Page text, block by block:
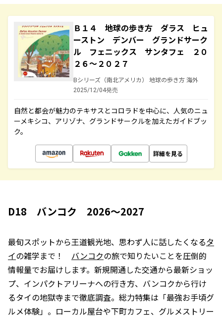
Ｂ１４ 地球の歩き方 ダラス ヒュ
ーストン デンバー グランドサーク
ル フェニックス サンタフェ ２０
２６～２０２７
Bシリーズ（南北アメリカ） 地球の歩き方 海外
2025/12/04発売
自然と都会が魅力のテキサスとコロラドを中心に、人気のニュ
ーメキシコ、アリゾナ、グランドサークルを加えたガイドブッ
ク。
詳細を見る
D18 バンコク 2026～2027
最旬スポットから王道観光地、思わず人に話したくなるタ
イの雑学まで！ バンコクの旅で知りたいことを圧倒的
情報量でお届けします。新規開通した交通から最新ショッ
プ、インパクトアリーナへの行き方、バンコクから行け
るタイの地獄寺まで徹底調査。総力特集は「最強お手頃グ
ルメ体験」。ローカル屋台や下町カフェ、グルメストリー